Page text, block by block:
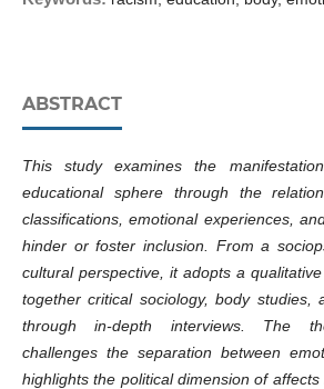
ABSTRACT
This study examines the
educational sphere through the
classifications, emotional experiences,
hinder or foster inclusion. From a
cultural perspective, it adopts a
together critical sociology, body studies,
through in-depth interviews. The
challenges the separation between
highlights the political dimension of